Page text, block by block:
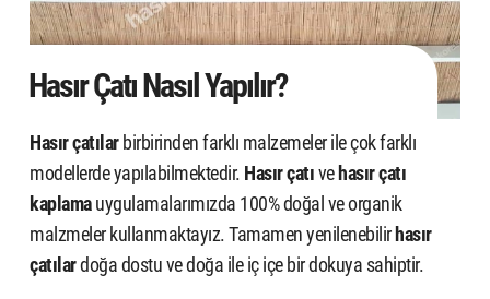
Hasır Çatı Nasıl Yapılır?
Hasır çatılarbirbirinden farklı malzemeler ile çok farklı
modellerde yapılabilmektedir. Hasır çatıve hasır çatı
kaplamauygulamalarımızda 100% doğal ve organik
malzmeler kullanmaktayız. Tamamen yenilenebilir hasır
çatılardoğa dostu ve doğa ile iç içe bir dokuya sahiptir.